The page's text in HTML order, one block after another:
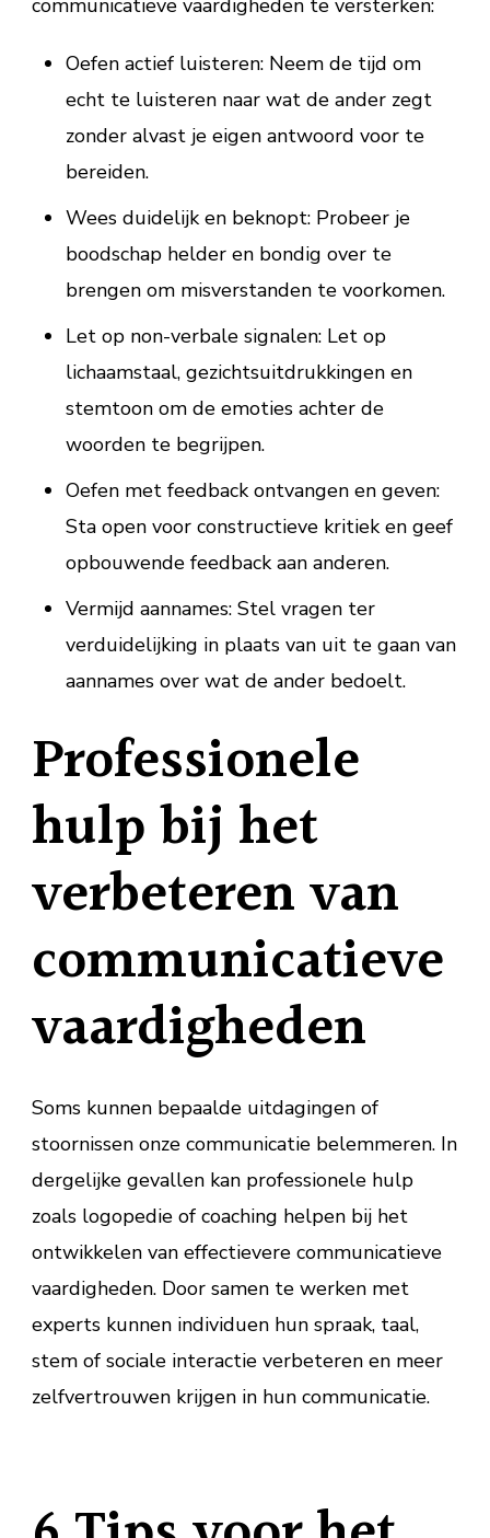
communicatieve vaardigheden te versterken:
Oefen actief luisteren: Neem de tijd om
echt te luisteren naar wat de ander zegt
zonder alvast je eigen antwoord voor te
bereiden.
Wees duidelijk en beknopt: Probeer je
boodschap helder en bondig over te
brengen om misverstanden te voorkomen.
Let op non-verbale signalen: Let op
lichaamstaal, gezichtsuitdrukkingen en
stemtoon om de emoties achter de
woorden te begrijpen.
Oefen met feedback ontvangen en geven:
Sta open voor constructieve kritiek en geef
opbouwende feedback aan anderen.
Vermijd aannames: Stel vragen ter
verduidelijking in plaats van uit te gaan van
aannames over wat de ander bedoelt.
Professionele
hulp bij het
verbeteren van
communicatieve
vaardigheden
Soms kunnen bepaalde uitdagingen of
stoornissen onze communicatie belemmeren. In
dergelijke gevallen kan professionele hulp
zoals logopedie of coaching helpen bij het
ontwikkelen van effectievere communicatieve
vaardigheden. Door samen te werken met
experts kunnen individuen hun spraak, taal,
stem of sociale interactie verbeteren en meer
zelfvertrouwen krijgen in hun communicatie.